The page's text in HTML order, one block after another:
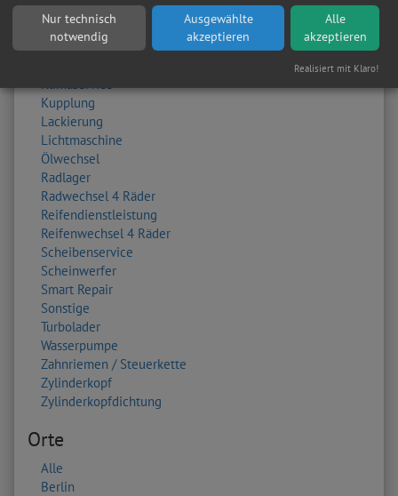
Inspektion
Karosserie
Keilriemen
Klimaservice
Kupplung
Lackierung
Lichtmaschine
Ölwechsel
Radlager
Radwechsel 4 Räder
Reifendienstleistung
Reifenwechsel 4 Räder
Scheibenservice
Scheinwerfer
Smart Repair
Sonstige
Turbolader
Wasserpumpe
Zahnriemen / Steuerkette
Zylinderkopf
Zylinderkopfdichtung
Orte
Alle
Berlin
Nur technisch
notwendig
Ausgewählte
akzeptieren
Alle
akzeptieren
Realisiert mit Klaro!